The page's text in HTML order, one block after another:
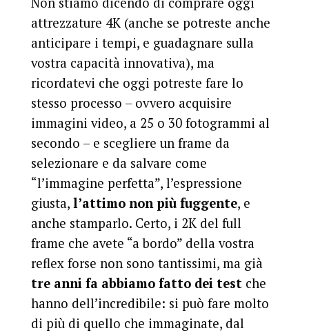
attrezzature 4K (anche se potreste anche
anticipare i tempi, e guadagnare sulla
vostra capacità innovativa), ma
ricordatevi che oggi potreste fare lo
stesso processo – ovvero acquisire
immagini video, a 25 o 30 fotogrammi al
secondo – e scegliere un frame da
selezionare e da salvare come
“l’immagine perfetta”, l’espressione
giusta, l’attimo non più fuggente, e
anche stamparlo. Certo, i 2K del full
frame che avete “a bordo” della vostra
reflex forse non sono tantissimi, ma già
tre anni fa abbiamo fatto dei testche
hanno dell’incredibile: si può fare molto
di più di quello che immaginate, dal